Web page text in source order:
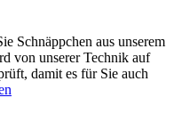
Schnäppchen aus unserem
von unserer Technik auf
damit es für Sie auch